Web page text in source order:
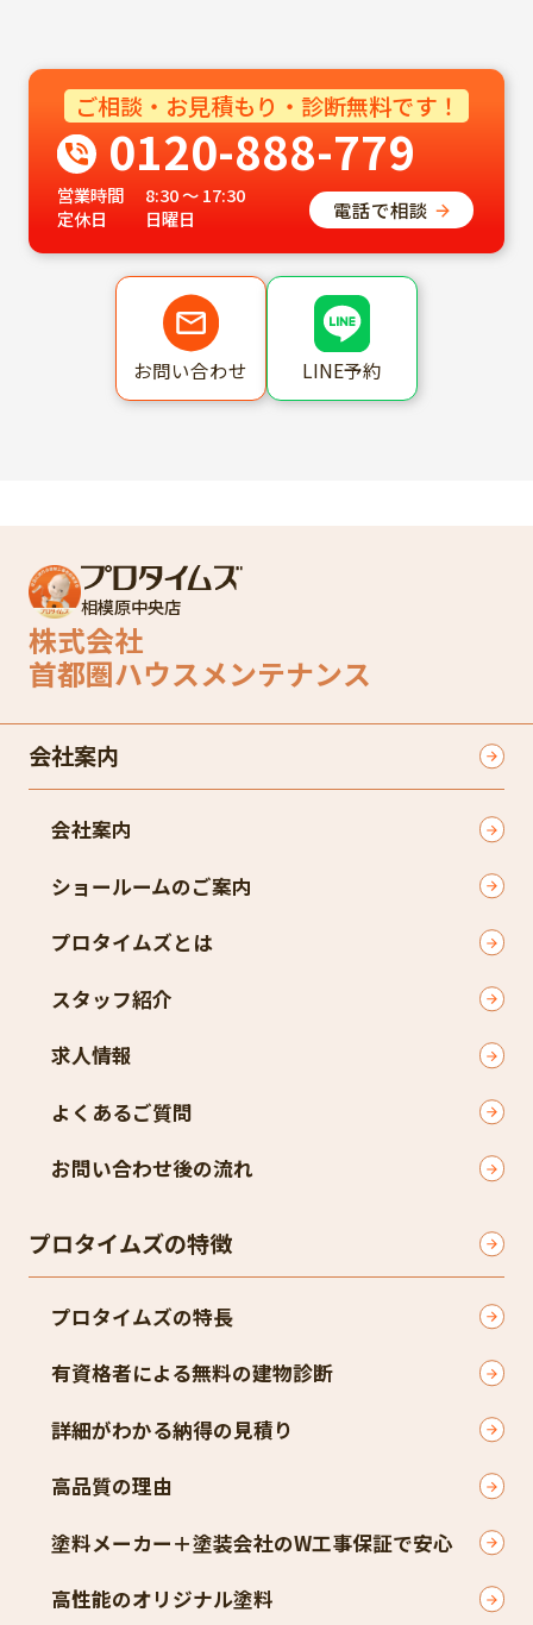
ご相談・お見積もり・診断無料です！
0120-888-779
営業時間
8:30 ～ 17:30
定休日
日曜日 電話で相談
お問い合わせ LINE予約
相模原中央店
株式会社
首都圏ハウスメンテナンス
会社案内
会社案内
ショールームのご案内
プロタイムズとは
スタッフ紹介
求人情報
よくあるご質問
お問い合わせ後の流れ
プロタイムズの特徴
プロタイムズの特長
有資格者による無料の建物診断
詳細がわかる納得の見積り
高品質の理由
塗料メーカー＋塗装会社のW工事保証で安心
高性能のオリジナル塗料